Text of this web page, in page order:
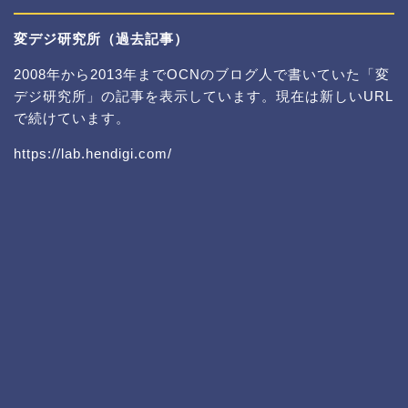
変デジ研究所（過去記事）
2008年から2013年までOCNのブログ人で書いていた「変
デジ研究所」の記事を表示しています。現在は新しいURL
で続けています。
https://lab.hendigi.com/